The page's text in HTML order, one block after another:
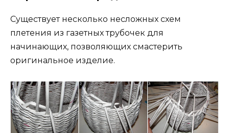
Существует несколько несложных схем
плетения из газетных трубочек для
начинающих, позволяющих смастерить
оригинальное изделие.